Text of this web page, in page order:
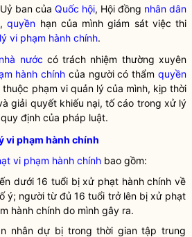
ban của Quốc hội, Hội đồng nhân dân
quyền hạn của mình giám sát việc thi
vi phạm hành chính.
nhà nước có trách nhiệm thường xuyên
hành chính của người có thẩmquyền
thuộc phạm vi quản lý của mình, kịp thời
giải quyết khiếu nại, tố cáo trong xử lý
định của pháp luật.
vi phạm hành chính
vi phạm hành chính bao gồm:
dưới 16 tuổi bị xử phạt hành chính về
ý; người từ đủ 16 tuổi trở lên bị xử phạt
hành chính do mình gây ra.
nhân dự bị trong thời gian tập trung